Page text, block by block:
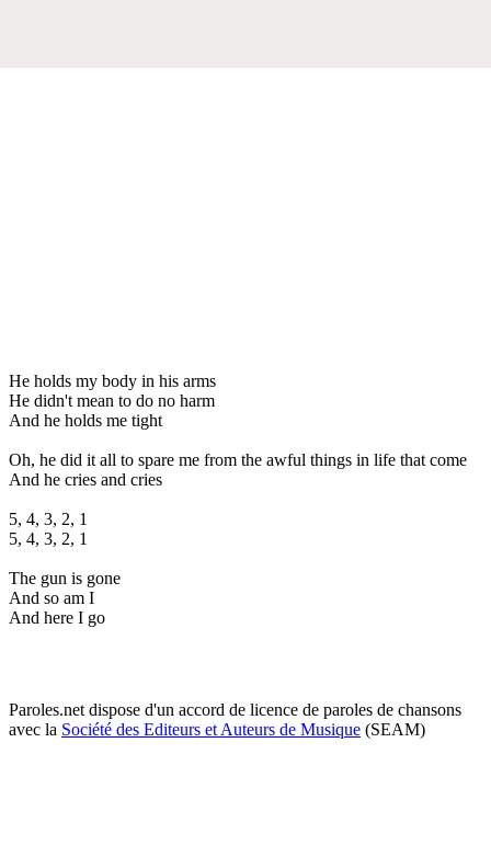
He holds my body in his arms
He didn't mean to do no harm
And he holds me tight
Oh, he did it all to spare me from the awful things in life that come
And he cries and cries
5, 4, 3, 2, 1
5, 4, 3, 2, 1
The gun is gone
And so am I
And here I go
Paroles.net dispose d'un accord de licence de paroles de chansons
avec la Société des Editeurs et Auteurs de Musique (SEAM)